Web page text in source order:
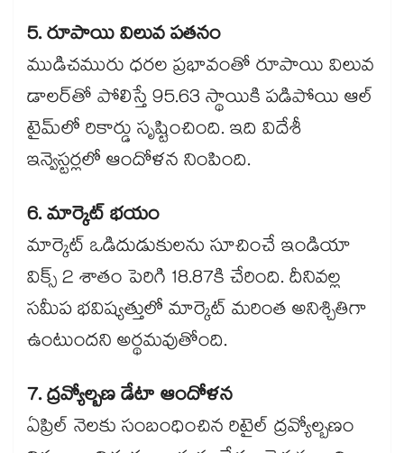
5. రూపాయి విలువ పతనం
ముడిచమురు ధరల ప్రభావంతో రూపాయి విలువ
డాలర్‌తో పోలిస్తే 95.63 స్థాయికి పడిపోయి ఆల్
టైమ్‌లో రికార్డు సృష్టించింది. ఇది విదేశీ
ఇన్వెస్టర్లలో ఆందోళన నింపింది.
6. మార్కెట్ భయం
మార్కెట్ ఒడిదుడుకులను సూచించే ఇండియా
విక్స్ 2 శాతం పెరిగి 18.87కి చేరింది. దీనివల్ల
సమీప భవిష్యత్తులో మార్కెట్ మరింత అనిశ్చితిగా
ఉంటుందని అర్థమవుతోంది.
7. ద్రవ్యోల్బణ డేటా ఆందోళన
ఏప్రిల్ నెలకు సంబంధించిన రిటైల్ ద్రవ్యోల్బణం